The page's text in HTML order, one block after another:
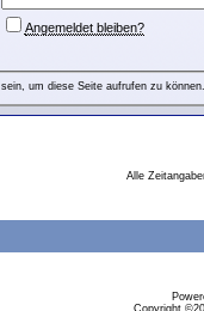
Angemeldet bleiben?
um diese Seite aufrufen zu können.
Alle
Copyright